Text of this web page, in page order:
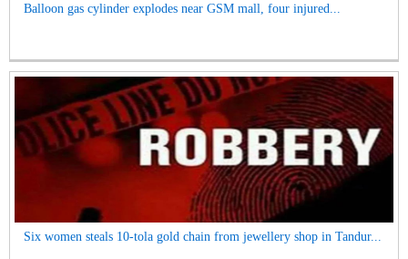
Balloon gas cylinder explodes near GSM mall, four injured...
Six women steals 10-tola gold chain from jewellery shop in Tandur...